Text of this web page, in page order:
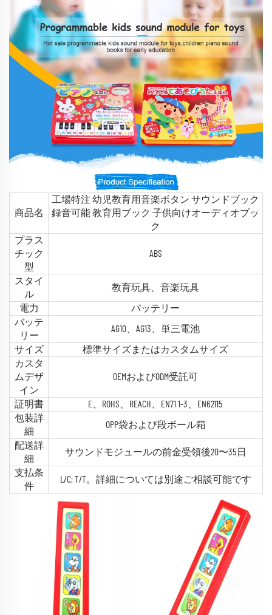
商品名
工場特注 幼児教育用音楽ボタン サウンドブック
録音可能 教育用ブック 子供向けオーディオブッ
ク
プラス
チック
型
ABS
スタイ
ル
教育玩具、音楽玩具
電力
バッテリー
バッテ
リー
AG10、AG13、単三電池
サイズ
標準サイズまたはカスタムサイズ
カスタ
ムデザ
イン
OEMおよびODM受託可
証明書
E、ROHS、REACH、EN71 1-3、EN62115
包装詳
細
OPP袋および段ボール箱
配送詳
細
サウンドモジュールの前金受領後20〜35日
支払条
件
L/C; T/T。詳細については別途ご相談可能です